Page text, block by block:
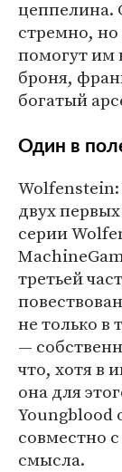
цеппелина.
стремно,
помогут им
броня,
богатый
Один в
двух
серии
третьей
не только в
—
что, хотя в
она для
Youngblood
совместно
смысла.